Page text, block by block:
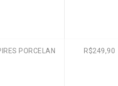
PORCELAN
R$249,90